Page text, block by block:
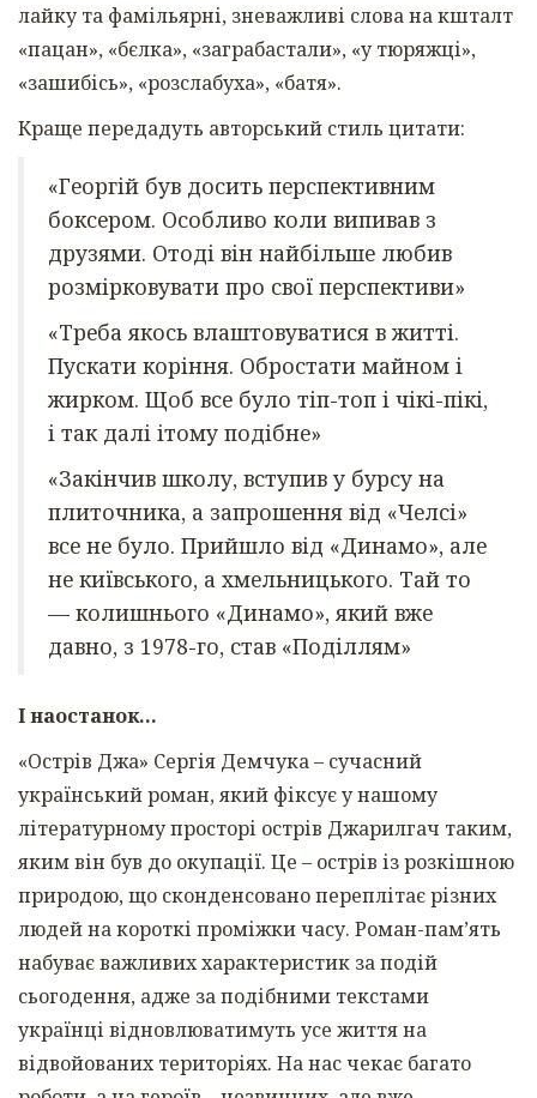
лайку та фамільярні, зневажливі слова на кшталт
«пацан», «бєлка», «заграбастали», «у тюряжці»,
«зашибісь», «розслабуха», «батя».
Краще передадуть авторський стиль цитати:
«Георгій був досить перспективним
боксером. Особливо коли випивав з
друзями. Отоді він найбільше любив
розмірковувати про свої перспективи»
«Треба якось влаштовуватися в житті.
Пускати коріння. Обростати майном і
жирком. Щоб все було тіп-топ і чікі-пікі,
і так далі ітому подібне»
«Закінчив школу, вступив у бурсу на
плиточника, а запрошення від «Челсі»
все не було. Прийшло від «Динамо», але
не київського, а хмельницького. Тай то
— колишнього «Динамо», який вже
давно, з 1978-го, став «Поділлям»
І наостанок…
«Острів Джа» Сергія Демчука – сучасний
український роман, який фіксує у нашому
літературному просторі острів Джарилгач таким,
яким він був до окупації. Це – острів із розкішною
природою, що сконденсовано переплітає різних
людей на короткі проміжки часу. Роман-пам’ять
набуває важливих характеристик за подій
сьогодення, адже за подібними текстами
українці відновлюватимуть усе життя на
відвойованих територіях. На нас чекає багато